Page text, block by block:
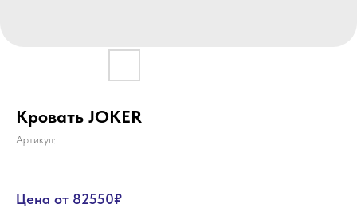
Кровать JOKER
Артикул:
Цена от 82550₽